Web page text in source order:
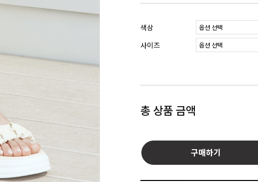
색상
사이즈
총 상품 금액
구매하기